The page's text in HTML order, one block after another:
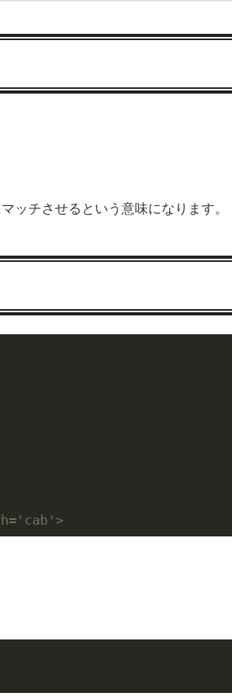
ッチさせるという意味になります。